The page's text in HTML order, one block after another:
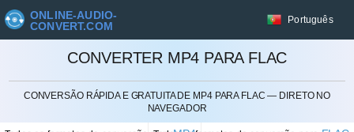
ONLINE-AUDIO-
CONVERT.COM
Português
CONVERTER MP4 PARA FLAC
CONVERSÃO RÁPIDA E GRATUITA DE MP4 PARA FLAC — DIRETO NO
NAVEGADOR